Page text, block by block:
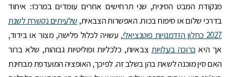
מנקודת המבט הסינית, שני תרחישים אחרים עומדים במרכז: איחוד
בדרכי שלום או סיפוח בכוח. האפשרות הצבאית, שלעיתים נקשרת לשנת
2027 כחלון הזדמנויות פוטנציאלי
, עשויה לכלול פלישה, מצור או בידוד,
אך היא כרוכה בעלויות צבאיות, כלכליות ופוליטיות גבוהות, שלא ברור
האם סין מוכנה לשאת בהן בשלב זה. לפיכך, האופציה המועדפת מבחינת